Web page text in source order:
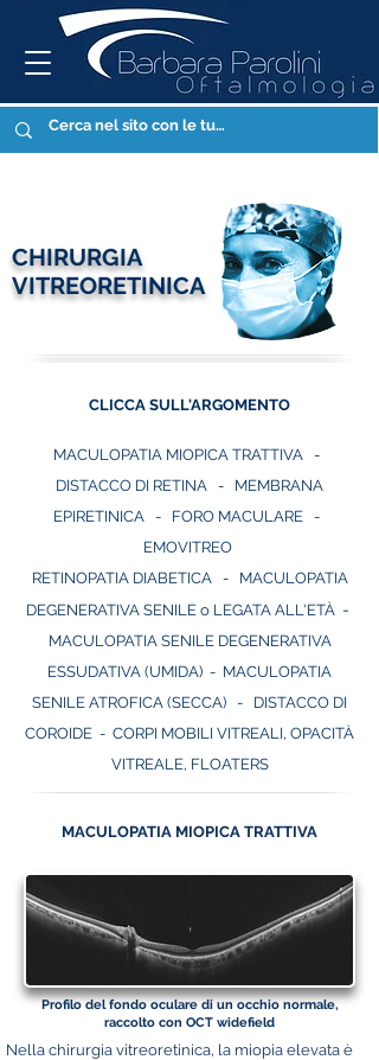
CHIRURGIA
VITREORETINICA
CLICCA SULL'ARGOMENTO
MACULOPATIA MIOPICA TRATTIVA-
DISTACCO DI RETINA - MEMBRANA
EPIRETINICA- FORO MACULARE-
EMOVITREO
RETINOPATIA DIABETICA- MACULOPATIA
DEGENERATIVA SENILE o LEGATA ALL'ETÀ -
MACULOPATIA SENILE DEGENERATIVA
ESSUDATIVA (UMIDA) - MACULOPATIA
SENILE ATROFICA (SECCA) - DISTACCO DI
COROIDE - CORPI MOBILI VITREALI, OPACITÀ
VITREALE, FLOATERS
MACULOPATIA MIOPICA TRATTIVA
Profilo del fondo oculare di un occhio normale,
raccolto con OCT widefield
Nella chirurgia vitreoretinica, la miopia elevata è